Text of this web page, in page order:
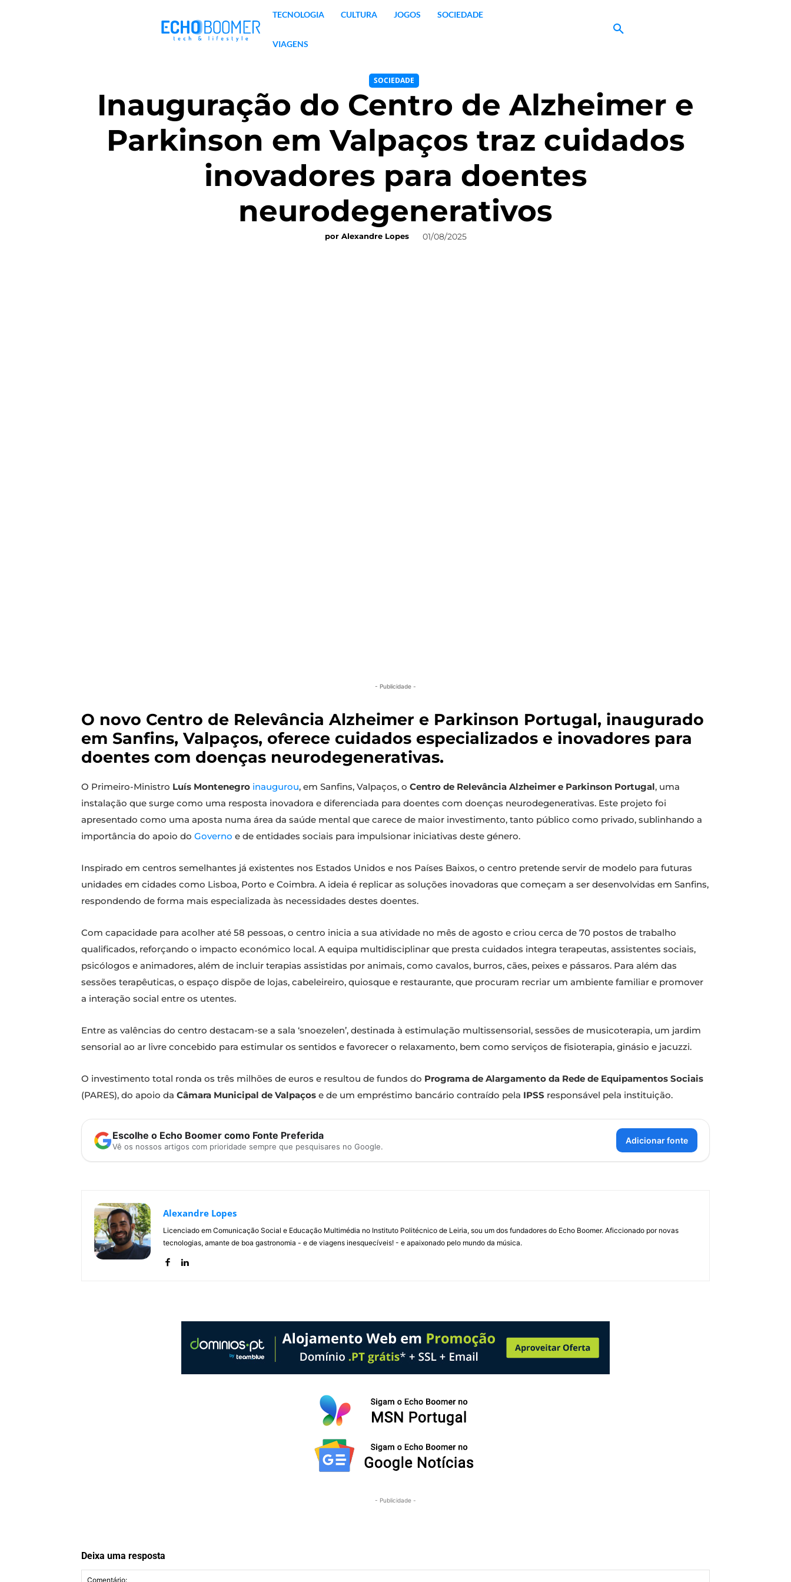
TECNOLOGIA CULTURA JOGOS SOCIEDADE
VIAGENS
SOCIEDADE
Inauguração do Centro de Alzheimer e
Parkinson em Valpaços traz cuidados
inovadores para doentes
neurodegenerativos
por Alexandre Lopes 01/08/2025
- Publicidade -
O novo Centro de Relevância Alzheimer e Parkinson Portugal, inaugurado
em Sanfins, Valpaços, oferece cuidados especializados e inovadores para
doentes com doenças neurodegenerativas.
O Primeiro-Ministro Luís Montenegro inaugurou, em Sanfins, Valpaços, o Centro de Relevância Alzheimer e Parkinson Portugal, uma
instalação que surge como uma resposta inovadora e diferenciada para doentes com doenças neurodegenerativas. Este projeto foi
apresentado como uma aposta numa área da saúde mental que carece de maior investimento, tanto público como privado, sublinhando a
importância do apoio do Governo e de entidades sociais para impulsionar iniciativas deste género.
Inspirado em centros semelhantes já existentes nos Estados Unidos e nos Países Baixos, o centro pretende servir de modelo para futuras
unidades em cidades como Lisboa, Porto e Coimbra. A ideia é replicar as soluções inovadoras que começam a ser desenvolvidas em Sanfins,
respondendo de forma mais especializada às necessidades destes doentes.
Com capacidade para acolher até 58 pessoas, o centro inicia a sua atividade no mês de agosto e criou cerca de 70 postos de trabalho
qualificados, reforçando o impacto económico local. A equipa multidisciplinar que presta cuidados integra terapeutas, assistentes sociais,
psicólogos e animadores, além de incluir terapias assistidas por animais, como cavalos, burros, cães, peixes e pássaros. Para além das
sessões terapêuticas, o espaço dispõe de lojas, cabeleireiro, quiosque e restaurante, que procuram recriar um ambiente familiar e promover
a interação social entre os utentes.
Entre as valências do centro destacam-se a sala ‘snoezelen’, destinada à estimulação multissensorial, sessões de musicoterapia, um jardim
sensorial ao ar livre concebido para estimular os sentidos e favorecer o relaxamento, bem como serviços de fisioterapia, ginásio e jacuzzi.
O investimento total ronda os três milhões de euros e resultou de fundos do Programa de Alargamento da Rede de Equipamentos Sociais
(PARES), do apoio da Câmara Municipal de Valpaços e de um empréstimo bancário contraído pela IPSS responsável pela instituição.
Escolhe o Echo Boomer como Fonte Preferida
Vê os nossos artigos com prioridade sempre que pesquisares no Google.
Adicionar fonte
Alexandre Lopes
Licenciado em Comunicação Social e Educação Multimédia no Instituto Politécnico de Leiria, sou um dos fundadores do Echo Boomer. Aficcionado por novas
tecnologias, amante de boa gastronomia - e de viagens inesquecíveis! - e apaixonado pelo mundo da música.
- Publicidade -
Deixa uma resposta